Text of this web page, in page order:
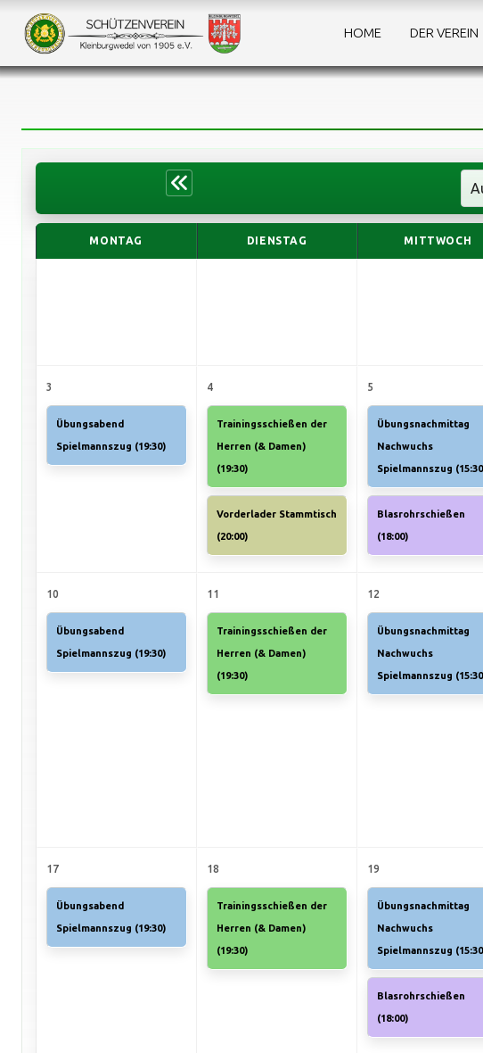
HOME DER VEREIN
MONTAG DIENSTAG MITTWOCH
3
Übungsabend
Spielmannszug (19:30)
4
Trainingsschießen der
Herren (& Damen)
(19:30)
Vorderlader Stammtisch
(20:00)
5
Übungsnachmittag
Nachwuchs
Spielmannszug (15:30
Blasrohrschießen
(18:00)
10
Übungsabend
Spielmannszug (19:30)
11
Trainingsschießen der
Herren (& Damen)
(19:30)
12
Übungsnachmittag
Nachwuchs
Spielmannszug (15:30
17
Übungsabend
Spielmannszug (19:30)
18
Trainingsschießen der
Herren (& Damen)
(19:30)
19
Übungsnachmittag
Nachwuchs
Spielmannszug (15:30
Blasrohrschießen
(18:00)